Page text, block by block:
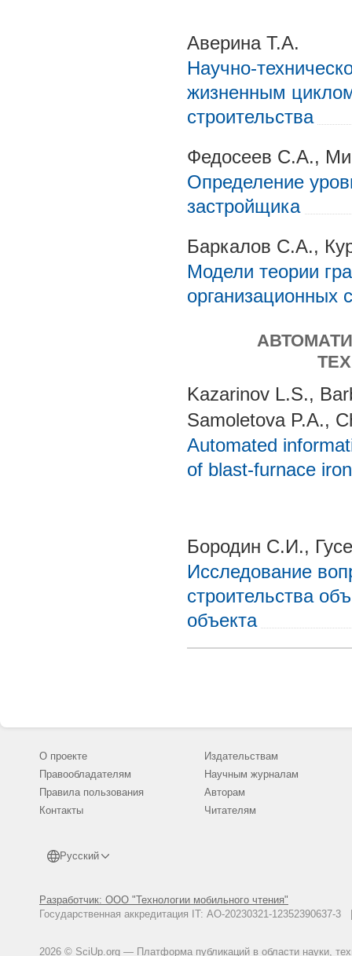
Аверина Т.А.
Научно-
жизненным
строительства
Федосеев С.А.,
Определение
застройщика
Баркалов С.А.,
Модели теории
организационных
Kazarinov L.S.,
Samoletova P.A.,
Automated
of blast-furnace
Бородин С.И.,
Исследование
строительства
объекта
О проекте
Правообладателям
Правила пользования
Контакты
Русский
Разработчик: ООО "Технологии мобильного чтения"
Государственная аккредитация IT: АО-20230321-
2026 © SciUp.org — Платформа публикаций в области науки,
Издательствам
Научным журналам
Авторам
Читателям